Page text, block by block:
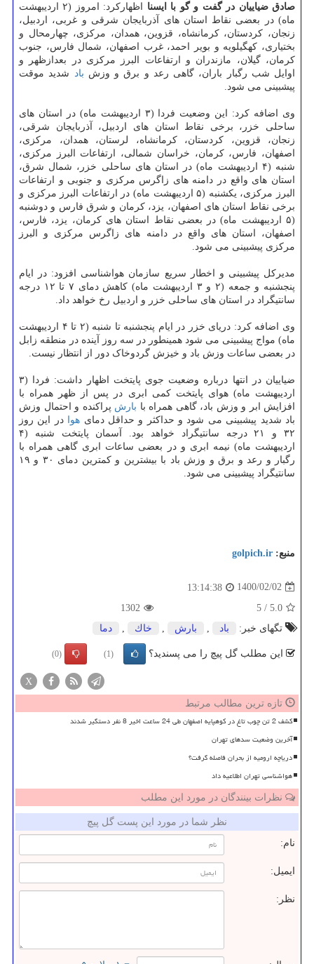
صادق ضیاییان در گفت و گو با ایسنا
اظهارکرد: امروز (۲ اردیبهشت
ماه) در بعضی نقاط استان های آذربایجان شرقی و غربی، اردبیل،
زنجان، کردستان، کرمانشاه، قزوین، همدان، مرکزی، چهارمحال و
بختیاری، کهگیلویه و بویر احمد، غرب اصفهان، شمال فارس، جنوب
کرمان، گیلان، مازندران و ارتفاعات البرز مرکزی در بعدازظهر و
اوایل شب رگبار باران، گاهی رعد و برق و وزش باد
شدید موقت
پیشبینی می شود.
وی اضافه کرد: این وضعیت فردا (۳ اردیبهشت ماه) در استان های
ساحلی خزر، برخی نقاط استان های اردبیل، آذربایجان شرقی،
زنجان، قزوین، کردستان، کرمانشاه، لرستان، همدان، مرکزی،
اصفهان، فارس، کرمان، خراسان شمالی، ارتفاعات البرز مرکزی،
شنبه (۴ اردیبهشت ماه) در استان های ساحلی خزر، شمال شرق،
استان های واقع در دامنه های زاگرس مرکزی و جنوبی و ارتفاعات
البرز مرکزی، یکشنبه (۵ اردیبهشت ماه) در ارتفاعات البرز مرکزی و
برخی نقاط استان های اصفهان، یزد، کرمان و شرق فارس و دوشنبه
(۵ اردیبهشت ماه) در بعضی نقاط استان های کرمان، یزد، فارس،
اصفهان، استان های واقع در دامنه های زاگرس مرکزی و البرز
مرکزی پیشبینی می شود.
مدیرکل پیشبینی و اخطار سریع سازمان هواشناسی افزود: در ایام
پنجشنبه و جمعه (۲ و ۳ اردیبهشت ماه) کاهش دمای ۷ تا ۱۲ درجه
سانتیگراد در استان های ساحلی خزر و اردبیل رخ خواهد داد.
وی اضافه کرد: دریای خزر در ایام پنجشنبه تا شنبه (۲ تا ۴ اردیبهشت
ماه) مواج پیشبینی می شود همینطور در سه روز آینده در منطقه زابل
در بعضی ساعات وزش باد و خیزش گردوخاک دور از انتظار نیست.
ضیاییان در انتها درباره وضعیت جوی پایتخت اظهار داشت: فردا (۳
اردیبهشت ماه) هوای پایتخت کمی ابری در پس از ظهر همراه با
افزایش ابر و وزش باد، گاهی همراه با بارش پراکنده و احتمال وزش
باد شدید پیشبینی می شود و حداکثر و حداقل دمای هوا در این روز
۳۲ و ۲۱ درجه سانتیگراد خواهد بود. آسمان پایتخت شنبه (۴
اردیبهشت ماه) نیمه ابری و در بعضی ساعات ابری گاهی همراه با
رگبار و رعد و برق و وزش باد با بیشترین و کمترین دمای ۳۰ و ۱۹
سانتیگراد پیشبینی می شود.
منبع: golpich.ir
1400/02/02
13:14:38
5.0
/
5
1302
تگهای خبر:
باد بارش خاك دما
این مطلب گل پیچ را می پسندید؟ (1)
(0)
X
تازه ترین مطالب مرتبط
کشف 2 تن چوب تاغ در کوهپایه اصفهان طی 24 ساعت اخیر 8 نفر دستگیر شدند
آخرین وضعیت سدهای تهران
دریاچه ارومیه از بحران فاصله گرفت؟
هواشناسی تهران اطلاعیه داد
نظرات بینندگان در مورد این مطلب
نظر شما در مورد این پست گل پیچ
نام:
ایمیل:
نظر: